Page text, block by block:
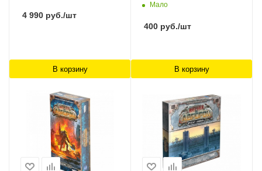
4 990 руб./шт
В корзину
Мало
400 руб./шт
В корзину